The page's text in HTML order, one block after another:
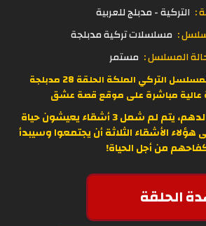
: التركية - مدبلج للعربية
: مسلسلات تركية مدبلجة
المسلسل : مستمر
مشاهدة وتحميل المسلسل التركي الملكة الحلقة 28 مدبلجة
عالية مباشرة على موقع قصة عشق
القصة : بعد وفاة والدهم، يتم لم شمل 3 أشقاء يعيشون حياة
الأشقاء الثلاثة أن يجتمعوا وسيبدأ
من أجل الحياة!
الحلقة